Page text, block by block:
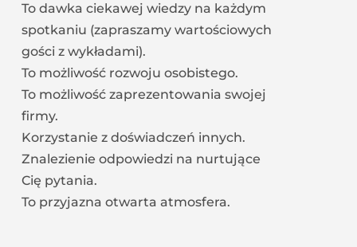
To dawka ciekawej wiedzy na każdym
spotkaniu (zapraszamy wartościowych
gości z wykładami).
To możliwość rozwoju osobistego.
To możliwość zaprezentowania swojej
firmy.
Korzystanie z doświadczeń innych.
Znalezienie odpowiedzi na nurtujące
Cię pytania.
To przyjazna otwarta atmosfera.